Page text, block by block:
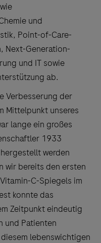
und
Point-of-Care-
Next-Generation-
und IT sowie
ab.
Verbesserung der
Mittelpunkt unseres
lange ein großes
1933
werden
wir bereits den ersten
C-Spiegels im
konnte das
Zeitpunkt eindeutig
und Patienten
lebenswichtigen